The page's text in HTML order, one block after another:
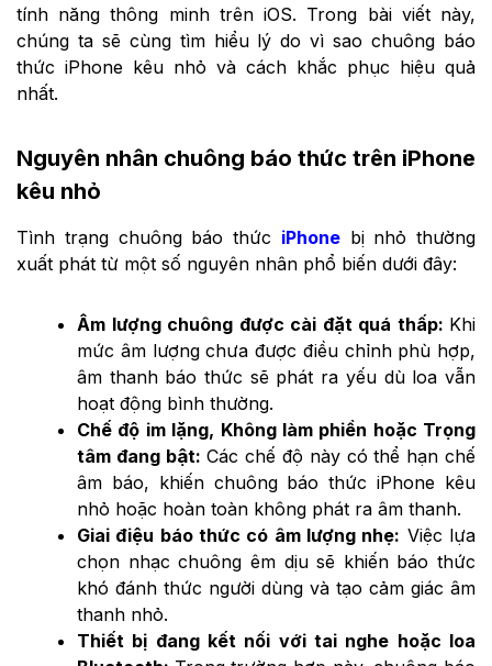
tính năng thông minh trên iOS. Trong bài viết này,
chúng ta sẽ cùng tìm hiểu lý do vì sao chuông báo
thức iPhone kêu nhỏ và cách khắc phục hiệu quả
nhất.
Nguyên nhân chuông báo thức trên iPhone
kêu nhỏ
Tình trạng chuông báo thức iPhonebị nhỏ thường
xuất phát từ một số nguyên nhân phổ biến dưới đây:
Âm lượng chuông được cài đặt quá thấp: Khi
mức âm lượng chưa được điều chỉnh phù hợp,
âm thanh báo thức sẽ phát ra yếu dù loa vẫn
hoạt động bình thường.
Chế độ im lặng, Không làm phiền hoặc Trọng
tâm đang bật: Các chế độ này có thể hạn chế
âm báo, khiến chuông báo thức iPhone kêu
nhỏ hoặc hoàn toàn không phát ra âm thanh.
Giai điệu báo thức có âm lượng nhẹ: Việc lựa
chọn nhạc chuông êm dịu sẽ khiến báo thức
khó đánh thức người dùng và tạo cảm giác âm
thanh nhỏ.
Thiết bị đang kết nối với tai nghe hoặc loa